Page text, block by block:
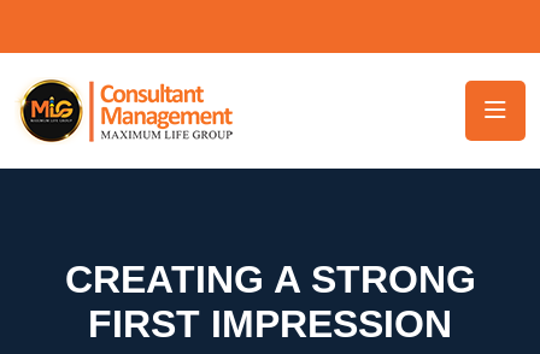
CREATING A STRONG
FIRST IMPRESSION